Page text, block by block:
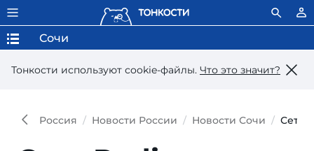
Тонкости используют сookie-файлы. Что это значит?
Сочи
Россия Новости России Новости Сочи Сеть